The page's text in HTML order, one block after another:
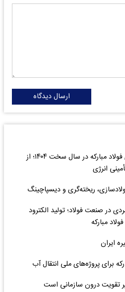
ارسال دیدگاه
اتمام پروژه‌های راهبردی فولاد مبارکه در سال سخت ۱۴۰۴؛ از
انرژی
ریخته‌گری و دیسپاچینگ
در صنعت فولاد؛ تولید الکترود
مبارکه
ایران
برای پروژه‌های ملی انتقال آب
تقویت درون سازمانی است